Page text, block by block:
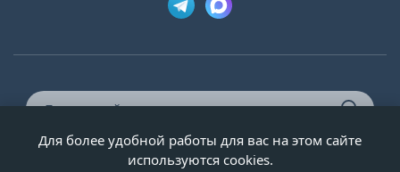
© ООО «Двери-и-точка», ИНН 5020092947, 1995-2026 г.
Для более удобной работы для вас на этом сайте
используются cookies.